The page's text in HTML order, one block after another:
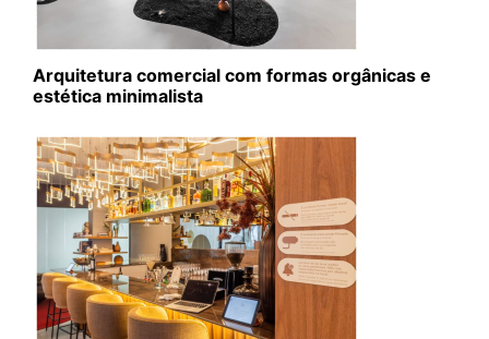
Arquitetura comercial com formas orgânicas e
estética minimalista